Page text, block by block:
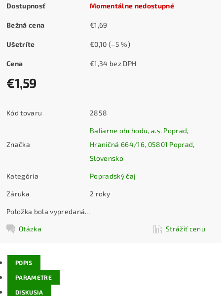
Dostupnosť Momentálne nedostupné
Bežná cena €1,69
Ušetríte €0,10(–5 %)
Cena €1,34 bez DPH
€1,59
Kód tovaru 2858
Značka
Baliarne obchodu, a.s. Poprad,
Hraničná 664/16, 05801 Poprad,
Slovensko
Kategória Popradský čaj
Záruka 2 roky
Položka bola vypredaná...
Otázka Strážiť cenu
POPIS
PARAMETRE
DISKUSIA